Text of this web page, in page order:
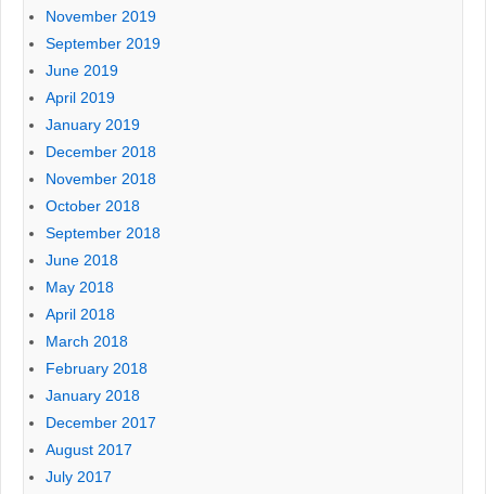
November 2019
September 2019
June 2019
April 2019
January 2019
December 2018
November 2018
October 2018
September 2018
June 2018
May 2018
April 2018
March 2018
February 2018
January 2018
December 2017
August 2017
July 2017